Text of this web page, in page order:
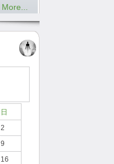
More...
日
2
9
16